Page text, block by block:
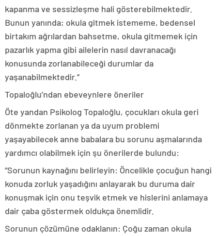
kapanma ve sessizleşme hali gösterebilmektedir.
Bunun yanında; okula gitmek istememe, bedensel
birtakım ağrılardan bahsetme, okula gitmemek için
pazarlık yapma gibi ailelerin nasıl davranacağı
konusunda zorlanabileceği durumlar da
yaşanabilmektedir.”
Topaloğlu’ndan ebeveynlere öneriler
Öte yandan Psikolog Topaloğlu, çocukları okula geri
dönmekte zorlanan ya da uyum problemi
yaşayabilecek anne babalara bu sorunu aşmalarında
yardımcı olabilmek için şu önerilerde bulundu:
“Sorunun kaynağını belirleyin: Öncelikle çocuğun hangi
konuda zorluk yaşadığını anlayarak bu duruma dair
konuşmak için onu teşvik etmek ve hislerini anlamaya
dair çaba göstermek oldukça önemlidir.
Sorunun çözümüne odaklanın: Çoğu zaman okula